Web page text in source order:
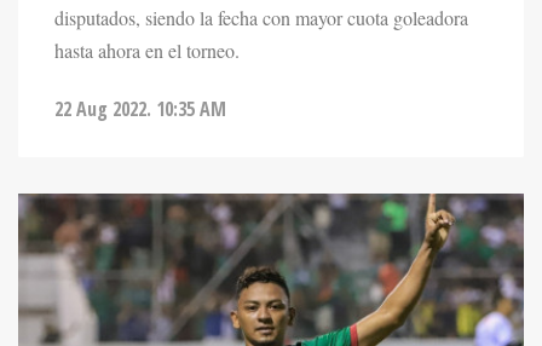
disputados, siendo la fecha con mayor cuota goleadora
hasta ahora en el torneo.
22 Aug 2022. 10:35 AM